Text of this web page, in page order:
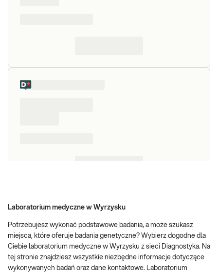
Laboratorium medyczne w Wyrzysku
Potrzebujesz wykonać podstawowe badania, a może szukasz
miejsca, które oferuje badania genetyczne? Wybierz dogodne dla
Ciebie laboratorium medyczne w Wyrzysku z sieci Diagnostyka. Na
tej stronie znajdziesz wszystkie niezbędne informacje dotyczące
wykonywanych badań oraz dane kontaktowe. Laboratorium